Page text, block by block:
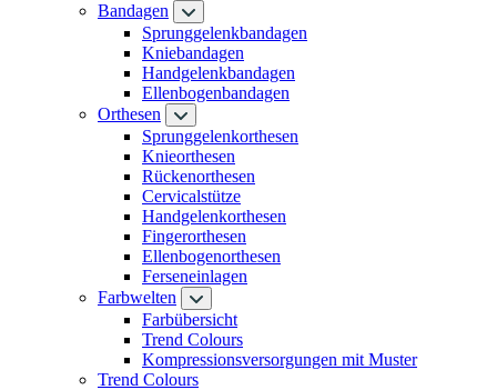
Bandagen
Sprunggelenkbandagen
Kniebandagen
Handgelenkbandagen
Ellenbogenbandagen
Orthesen
Sprunggelenkorthesen
Knieorthesen
Rückenorthesen
Cervicalstütze
Handgelenkorthesen
Fingerorthesen
Ellenbogenorthesen
Ferseneinlagen
Farbwelten
Farbübersicht
Trend Colours
Kompressionsversorgungen mit Muster
Trend Colours